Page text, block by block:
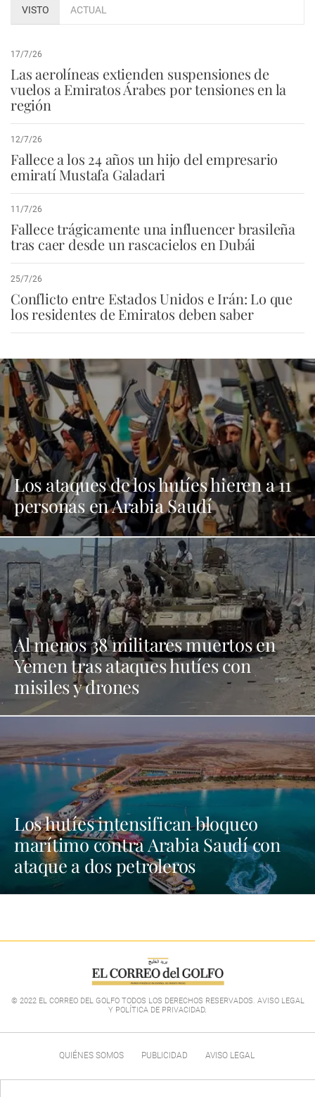
VISTO ACTUAL
17/7/26
Las aerolíneas extienden suspensiones de
vuelos a Emiratos Árabes por tensiones en la
región
12/7/26
Fallece a los 24 años un hijo del empresario
emiratí Mustafa Galadari
11/7/26
Fallece trágicamente una influencer brasileña
tras caer desde un rascacielos en Dubái
25/7/26
Conflicto entre Estados Unidos e Irán: Lo que
los residentes de Emiratos deben saber
Los ataques de los hutíes hieren a 11
personas en Arabia Saudí
Al menos 38 militares muertos en
Yemen tras ataques hutíes con
misiles y drones
Los hutíes intensifican bloqueo
marítimo contra Arabia Saudí con
ataque a dos petroleros
© 2022 EL CORREO DEL GOLFO TODOS LOS DERECHOS RESERVADOS. AVISO LEGAL
Y POLÍTICA DE PRIVACIDAD.
QUIÉNES SOMOS PUBLICIDAD AVISO LEGAL